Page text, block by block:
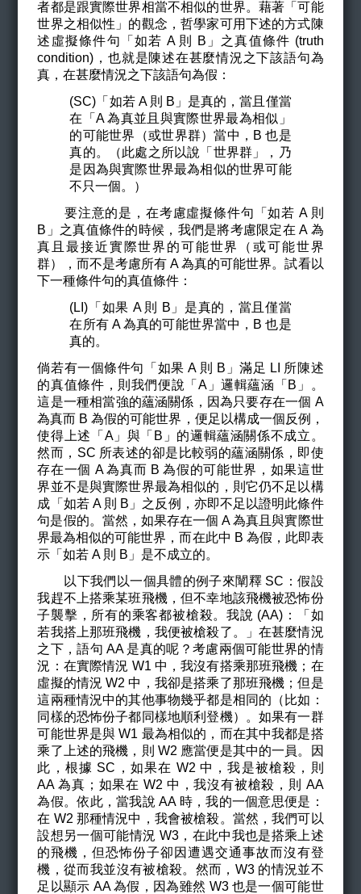
者都是跟實際世界相當不相似的世界。藉著「可能
世界之相似性」的觀念，哲學家可用下述的方式陳
述虛擬條件句「如若 A 則 B」之真值條件 (truth
condition)，也就是陳述在甚麼情況之下該語句為
真，在甚麼情況之下該語句為假：
(SC)「如若 A 則 B」是真的，當且僅當
在「A 為真並且與實際世界最為相似」
的可能世界（或世界群）當中，B 也是
真的。（此處之所以說「世界群」，乃
是因為與實際世界最為相似的世界可能
不只一個。）
要注意的是，在考慮虛擬條件句「如若 A 則
B」之真值條件的時候，我們是將考慮限定在 A 為
真且最接近實際世界的可能世界（或可能世界
群），而不是考慮所有 A 為真的可能世界。試看以
下一種條件句的真值條件：
(LI)「如果 A 則 B」是真的，當且僅當
在所有 A 為真的可能世界當中，B 也是
真的。
倘若有一個條件句「如果 A 則 B」滿足 LI 所陳述
的真值條件，則我們便說「A」邏輯蘊涵「B」。
這是一種相當強的蘊涵關係，因為只要存在一個 A
為真而 B 為假的可能世界，便足以構成一個反例，
使得上述「A」與「B」的邏輯蘊涵關係不成立。
然而，SC 所表述的卻是比較弱的蘊涵關係，即使
存在一個 A 為真而 B 為假的可能世界，如果這世
界並不是與實際世界最為相似的，則它仍不足以構
成「如若 A 則 B」之反例，亦即不足以證明此條件
句是假的。當然，如果存在一個 A 為真且與實際世
界最為相似的可能世界，而在此中 B 為假，此即表
示「如若 A 則 B」是不成立的。
以下我們以一個具體的例子來闡釋 SC：假設
我趕不上搭乘某班飛機，但不幸地該飛機被恐怖份
子襲擊，所有的乘客都被槍殺。我說 (AA)：「如
若我搭上那班飛機，我便被槍殺了。」在甚麼情況
之下，語句 AA 是真的呢？考慮兩個可能世界的情
況：在實際情況 W1 中，我沒有搭乘那班飛機；在
虛擬的情況 W2 中，我卻是搭乘了那班飛機；但是
這兩種情況中的其他事物幾乎都是相同的（比如：
同樣的恐怖份子都同樣地順利登機）。如果有一群
可能世界是與 W1 最為相似的，而在其中我都是搭
乘了上述的飛機，則 W2 應當便是其中的一員。因
此，根據 SC，如果在 W2 中，我是被槍殺，則
AA 為真；如果在 W2 中，我沒有被槍殺，則 AA
為假。依此，當我說 AA 時，我的一個意思便是：
在 W2 那種情況中，我會被槍殺。當然，我們可以
設想另一個可能情況 W3，在此中我也是搭乘上述
的飛機，但恐怖份子卻因遭遇交通事故而沒有登
機，從而我並沒有被槍殺。然而，W3 的情況並不
足以顯示 AA 為假，因為雖然 W3 也是一個可能世